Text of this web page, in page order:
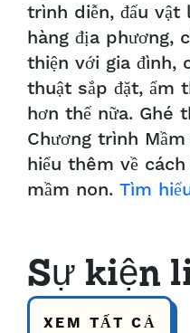
trình diễn, đấu
hàng địa phương,
thiện với gia đình,
thuật sắp đặt, ẩm
hơn thế nữa. Ghé
Chương trình
hiểu thêm về
mầm non. Tìm
Sự kiện
XEM TẤT CẢ